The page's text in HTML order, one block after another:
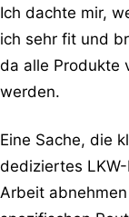
Ich dachte mir,
ich sehr fit und
da alle Produkte
werden.
Eine Sache, die
dediziertes
Arbeit